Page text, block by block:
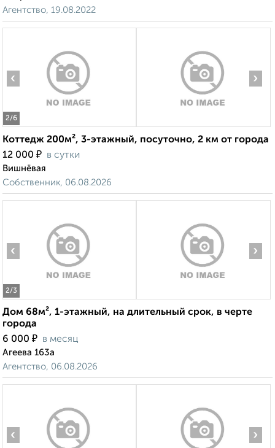
Агентство, 19.08.2022
2/6
‹ ›
Коттедж 200м², 3-этажный, посуточно, 2 км от города
12 000 ₽ в сутки
Вишнёвая
Собственник, 06.08.2026
2/3
‹ ›
Дом 68м², 1-этажный, на длительный срок, в черте
города
6 000 ₽ в месяц
Агеева 163а
Агентство, 06.08.2026
‹ ›